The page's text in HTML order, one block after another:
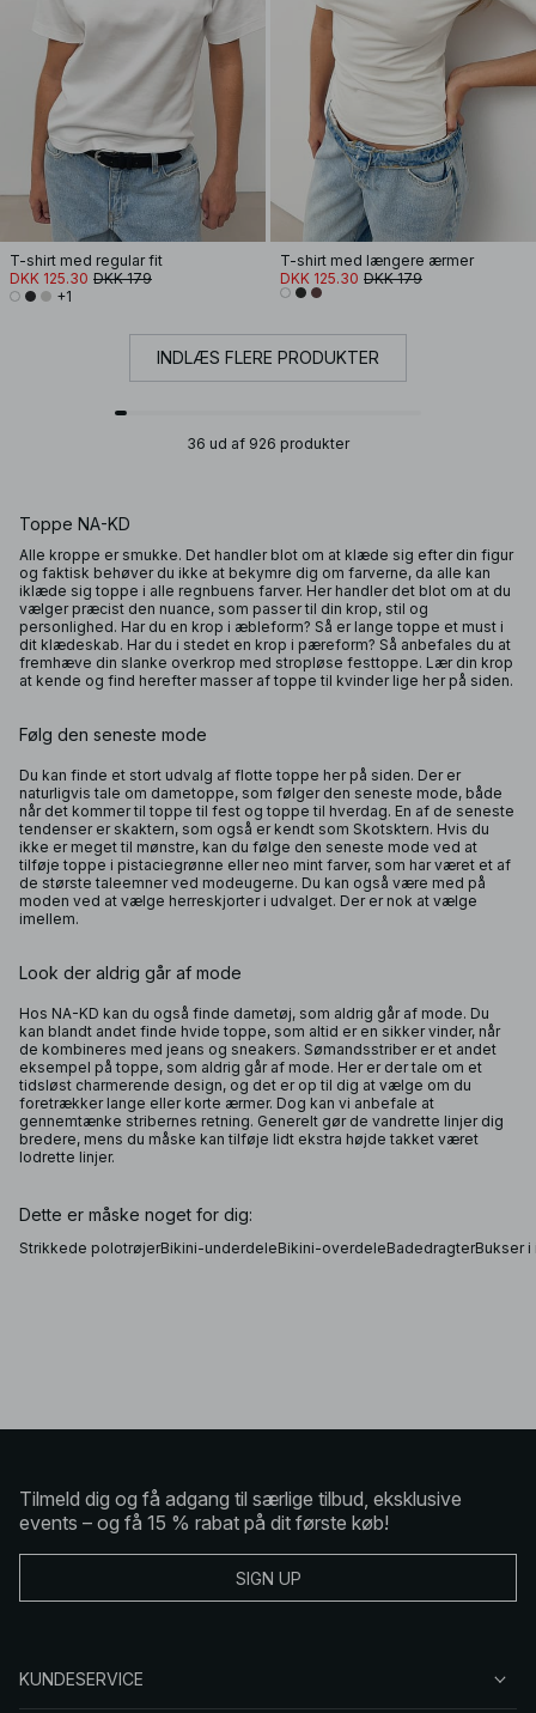
T-shirt med regular fit
DKK 125.30 DKK 179
+1
T-shirt med længere ærmer
DKK 125.30 DKK 179
INDLÆS FLERE PRODUKTER
36 ud af 926 produkter
Toppe NA-KD
Alle kroppe er smukke. Det handler blot om at klæde sig efter din figur
og faktisk behøver du ikke at bekymre dig om farverne, da alle kan
iklæde sig toppe i alle regnbuens farver. Her handler det blot om at du
vælger præcist den nuance, som passer til din krop, stil og
personlighed. Har du en krop i æbleform? Så er lange toppe et must i
dit klædeskab. Har du i stedet en krop i pæreform? Så anbefales du at
fremhæve din slanke overkrop med stropløse festtoppe. Lær din krop
at kende og find herefter masser af toppe til kvinder lige her på siden.
Følg den seneste mode
Du kan finde et stort udvalg af flotte toppe her på siden. Der er
naturligvis tale om dametoppe, som følger den seneste mode, både
når det kommer til toppe til fest og toppe til hverdag. En af de seneste
tendenser er skaktern, som også er kendt som Skotsktern. Hvis du
ikke er meget til mønstre, kan du følge den seneste mode ved at
tilføje toppe i pistaciegrønne eller neo mint farver, som har været et af
de største taleemner ved modeugerne. Du kan også være med på
moden ved at vælge herreskjorter i udvalget. Der er nok at vælge
imellem.
Look der aldrig går af mode
Hos NA-KD kan du også finde dametøj, som aldrig går af mode. Du
kan blandt andet finde hvide toppe, som altid er en sikker vinder, når
de kombineres med jeans og sneakers. Sømandsstriber er et andet
eksempel på toppe, som aldrig går af mode. Her er der tale om et
tidsløst charmerende design, og det er op til dig at vælge om du
foretrækker lange eller korte ærmer. Dog kan vi anbefale at
gennemtænke stribernes retning. Generelt gør de vandrette linjer dig
bredere, mens du måske kan tilføje lidt ekstra højde takket været
lodrette linjer.
Dette er måske noget for dig:
Strikkede polotrøjerBikini-underdeleBikini-overdeleBadedragterBukser i
Tilmeld dig og få adgang til særlige tilbud, eksklusive
events – og få 15 % rabat på dit første køb!
SIGN UP
KUNDESERVICE